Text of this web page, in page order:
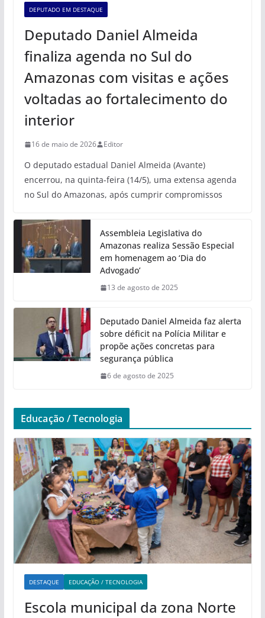
DEPUTADO EM DESTAQUE
Deputado Daniel Almeida
finaliza agenda no Sul do
Amazonas com visitas e ações
voltadas ao fortalecimento do
interior
16 de maio de 2026 Editor
O deputado estadual Daniel Almeida (Avante)
encerrou, na quinta-feira (14/5), uma extensa agenda
no Sul do Amazonas, após cumprir compromissos
Assembleia Legislativa do
Amazonas realiza Sessão Especial
em homenagem ao ‘Dia do
Advogado’
13 de agosto de 2025
Deputado Daniel Almeida faz alerta
sobre déficit na Polícia Militar e
propõe ações concretas para
segurança pública
6 de agosto de 2025
Educação / Tecnologia
DESTAQUE EDUCAÇÃO / TECNOLOGIA
Escola municipal da zona Norte